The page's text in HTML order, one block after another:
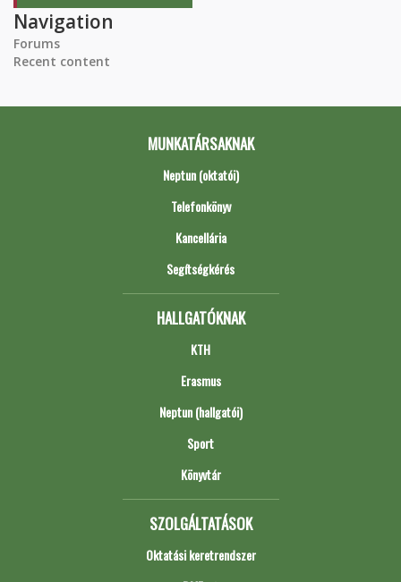
Navigation
Forums
Recent content
MUNKATÁRSAKNAK
Neptun (oktatói)
Telefonkönyv
Kancellária
Segítségkérés
HALLGATÓKNAK
KTH
Erasmus
Neptun (hallgatói)
Sport
Könyvtár
SZOLGÁLTATÁSOK
Oktatási keretrendszer